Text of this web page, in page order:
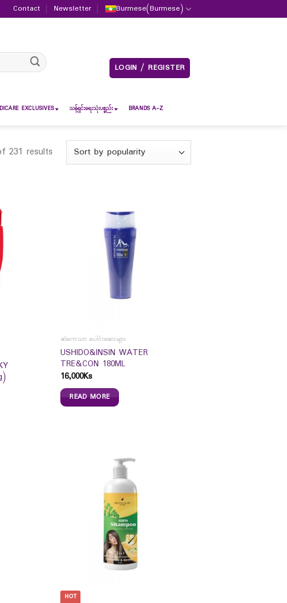
Contact Newsletter Burmese(Burmese)
LOGIN / REGISTER
EXCLUSIVES သန့်ရှင်းရေးသုံးပစ္စည်း BRANDS A-Z
231 results
ဆံကေသာ ပေါင်းဆေးများ
USHIDO&INSIN WATER
TRE&CON 180ML
16,000Ks
READ MORE
HOT